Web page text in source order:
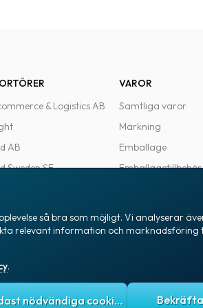
& Logistics AB
AB
Sweden SE
Sverige AB
VAROR
Samtliga varor
Märkning
Emballage
Emballagetillbehör
villkor Cookies
så bra som möjligt. Vi analyserar
relevant information och marknadsföring
.
Endast nödvändiga cookies